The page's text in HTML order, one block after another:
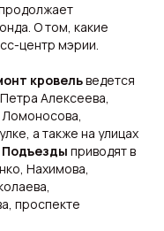
О том, какие
центр мэрии.
кровельведется
Алексеева,
а также на улицах
Подъезды приводят в
Нахимова,
проспекте